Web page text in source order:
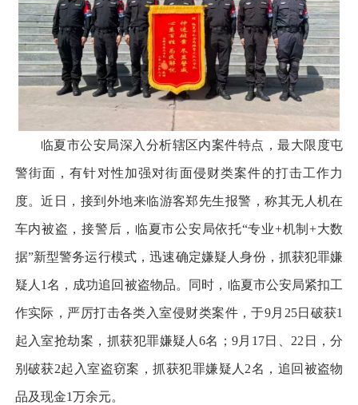
临夏市公安局深入分析辖区内案件特点，最大限度屯
警街面，有针对性加强对街面侵财类案件的打击工作力
度。近日，接到外地来临游客郑先生报警，称其无人机在
车内被盗，接警后，临夏市公安局依托“专业+机制+大数
据”新型警务运行模式，迅速确定嫌疑人身份，抓获犯罪嫌
疑人1名，成功追回被盗物品。同时，临夏市公安局紧扣工
作实际，严厉打击各类入室侵财类案件，于9月25日破获1
起入室抢劫案，抓获犯罪嫌疑人6名；9月17日、22日，分
别破获2起入室盗窃案，抓获犯罪嫌疑人2名，追回被盗物
品及现金1万余元。